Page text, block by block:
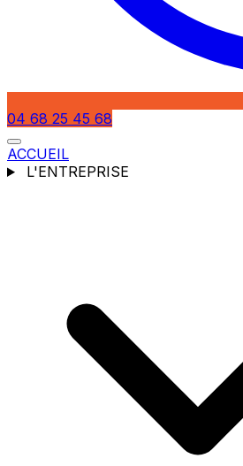
04 68 25 45 68
ACCUEIL
L'ENTREPRISE